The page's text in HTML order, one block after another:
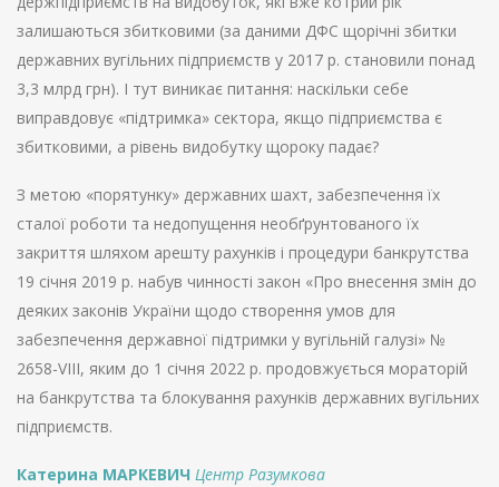
залишаються збитковими (за даними ДФС щорічні збитки
державних вугільних підприємств у 2017 р. становили понад
3,3 млрд грн). І тут виникає питання: наскільки себе
виправдовує «підтримка» сектора, якщо підприємства є
збитковими, а рівень видобутку щороку падає?
З метою «порятунку» державних шахт, забезпечення їх
сталої роботи та недопущення необґрунтованого їх
закриття шляхом арешту рахунків і процедури банкрутства
19 січня 2019 р. набув чинності закон «Про внесення змін до
деяких законів України щодо створення умов для
забезпечення державної підтримки у вугільній галузі» №
2658-VIII, яким до 1 січня 2022 р. продовжується мораторій
на банкрутства та блокування рахунків державних вугільних
підприємств.
Катерина МАРКЕВИЧ Центр Разумкова